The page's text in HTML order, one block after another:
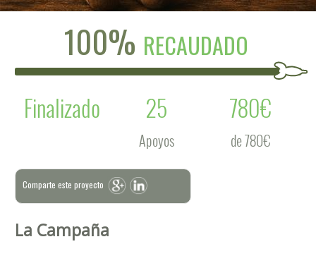
100% RECAUDADO
Finalizado
25
Apoyos
780€
de 780€
Comparte este proyecto
La Campaña